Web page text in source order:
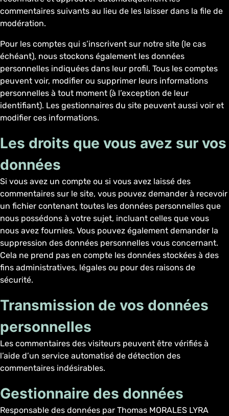
commentaires suivants au lieu de les laisser dans la file de
modération.
Pour les comptes qui s’inscrivent sur notre site (le cas
échéant), nous stockons également les données
personnelles indiquées dans leur profil. Tous les comptes
peuvent voir, modifier ou supprimer leurs informations
personnelles à tout moment (à l’exception de leur
identifiant). Les gestionnaires du site peuvent aussi voir et
modifier ces informations.
Les droits que vous avez sur vos
données
Si vous avez un compte ou si vous avez laissé des
commentaires sur le site, vous pouvez demander à recevoir
un fichier contenant toutes les données personnelles que
nous possédons à votre sujet, incluant celles que vous
nous avez fournies. Vous pouvez également demander la
suppression des données personnelles vous concernant.
Cela ne prend pas en compte les données stockées à des
fins administratives, légales ou pour des raisons de
sécurité.
Transmission de vos données
personnelles
Les commentaires des visiteurs peuvent être vérifiés à
l’aide d’un service automatisé de détection des
commentaires indésirables.
Gestionnaire des données
Responsable des données par Thomas MORALES LYRA